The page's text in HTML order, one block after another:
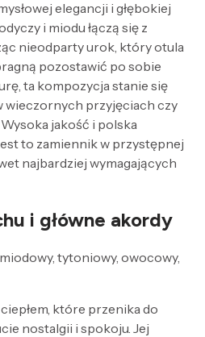
elegancji i głębokiej
i miodu łączą się z
nieodparty urok, który otula
pozostawić po sobie
ta kompozycja stanie się
wieczornych przyjęciach czy
jakość i polska
to zamiennik w przystępnej
najbardziej wymagających
i główne akordy
tytoniowy, owocowy,
które przenika do
nostalgii i spokoju. Jej